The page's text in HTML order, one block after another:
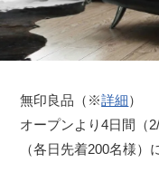
無印良品（※詳細）
オープンより4日間（
（各日先着200名様